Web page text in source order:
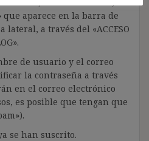
que aparece en la barra de
lateral, a través del «ACCESO
de usuario y el correo
la contraseña a través
en el correo electrónico
es posible que tengan que
se han suscrito.